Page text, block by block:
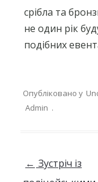
срібла та
не один рік
подібних
Опубліковано у
Admin .
Навігація по
← Зустріч із